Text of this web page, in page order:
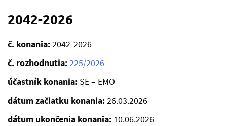
2042-2026
č. konania:2042-2026
č. rozhodnutia:225/2026
účastník konania: SE – EMO
dátum začiatku konania:26.03.2026
dátum ukončenia konania: 10.06.2026